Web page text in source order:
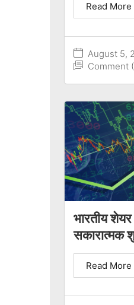
August 5,
Comment
Read More
भारतीय शेयर
सकारात्मक
Read More